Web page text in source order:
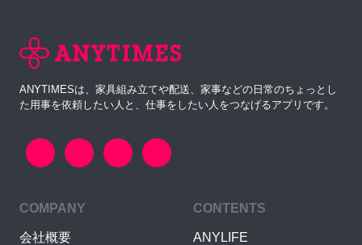
ANYTIMESは、家具組み立てや配送、家事などの日常のちょっとし
た用事を依頼したい人と、仕事をしたい人をつなげるアプリです。
COMPANY
会社概要
CONTENTS
ANYLIFE